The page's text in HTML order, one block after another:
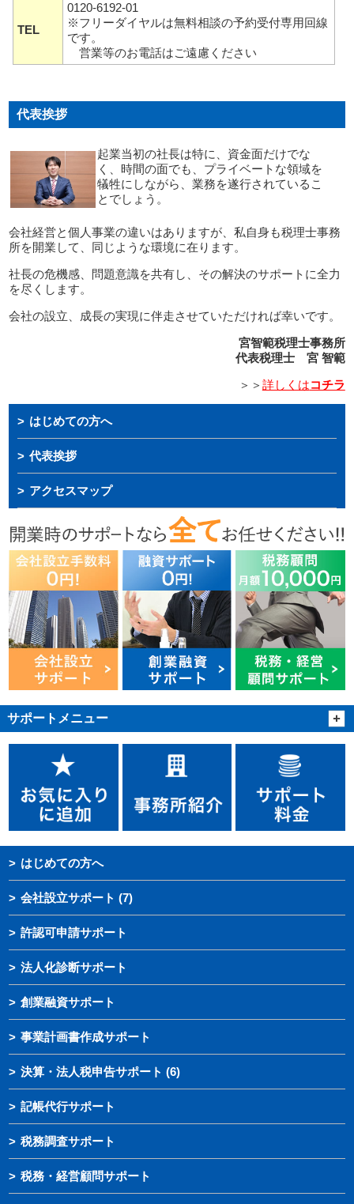
TEL
0120-6192-01
※フリーダイヤルは無料相談の予約受付専用回線
です。
営業等のお電話はご遠慮ください
代表挨拶
起業当初の社長は特に、資金面だけでな
く、時間の面でも、プライベートな領域を
犠牲にしながら、業務を遂行されているこ
とでしょう。
会社経営と個人事業の違いはありますが、私自身も税理士事務
所を開業して、同じような環境に在ります。
社長の危機感、問題意識を共有し、その解決のサポートに全力
を尽くします。
会社の設立、成長の実現に伴走させていただければ幸いです。
宮智範税理士事務所
代表税理士 宮 智範
＞＞ 詳しくはコチラ
はじめての方へ
代表挨拶
アクセスマップ
サポートメニュー
はじめての方へ
会社設立サポート (7)
許認可申請サポート
法人化診断サポート
創業融資サポート
事業計画書作成サポート
決算・法人税申告サポート (6)
記帳代行サポート
税務調査サポート
税務・経営顧問サポート